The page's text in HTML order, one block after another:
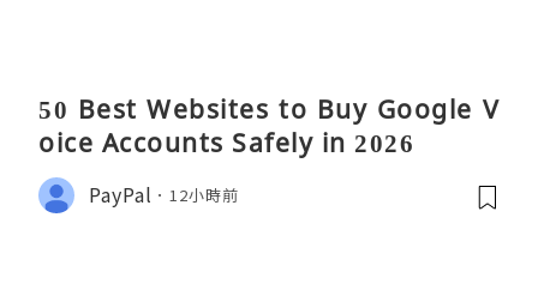
50 Best Websites to Buy Google V
oice Accounts Safely in 2026
PayPal 12小時前